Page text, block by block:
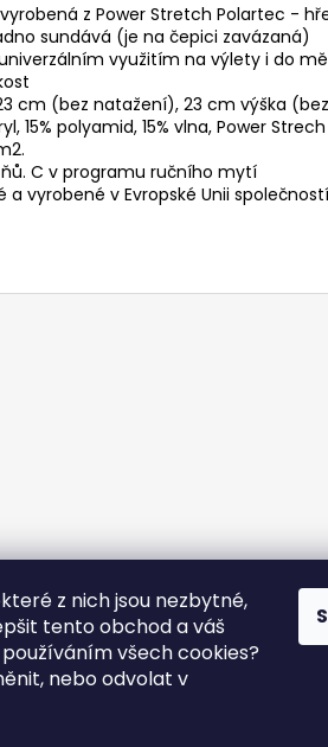
z nich jsou nezbytné,
tento obchod a váš
všech cookies?
nebo odvolat v
z Power Stretch Polartec -
sundává (je na čepici zavázaná)
využitím na výlety i do
cm (bez natažení), 23 cm výška
15% polyamid, 15% vlna, Power
C v programu ručního mytí
a vyrobené v Evropské Unii